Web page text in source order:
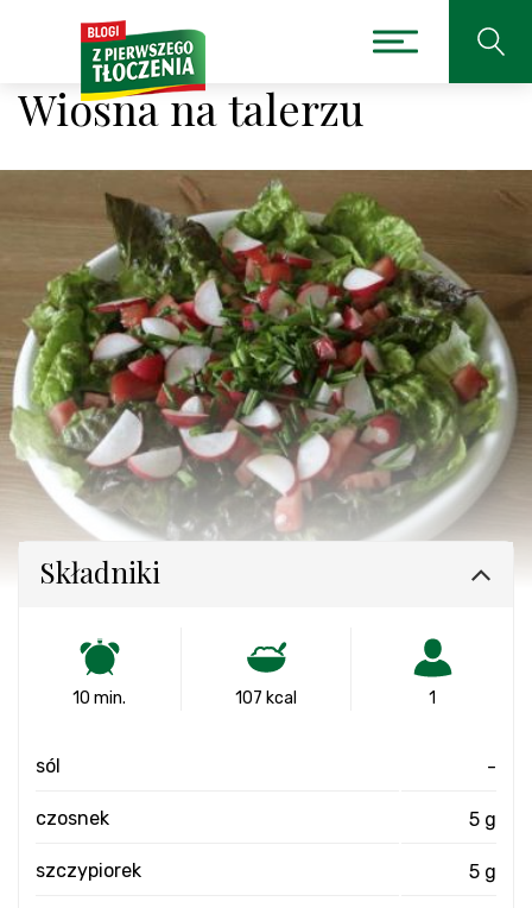
Wiosna na talerzu
Składniki
10 min. 107 kcal 1
sól -
czosnek 5 g
szczypiorek 5 g